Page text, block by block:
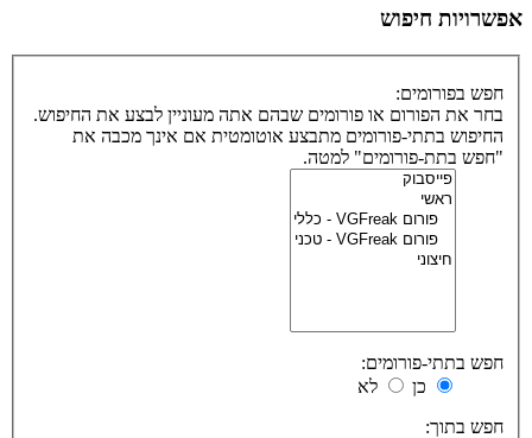
אפשרויות חיפוש
חפש בפורומים:
בחר את הפורום או פורומים שבהם אתה מעוניין לבצע את החיפוש.
החיפוש בתתי-פורומים מתבצע אוטומטית אם אינך מכבה את
"חפש בתת-פורומים" למטה.
חפש בתתי-פורומים:
כן
לא
חפש בתוך: